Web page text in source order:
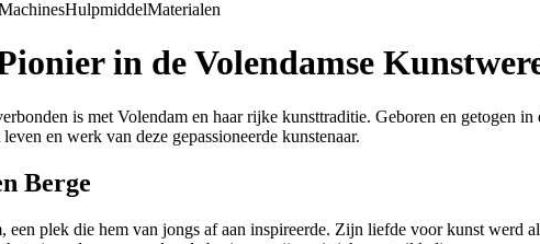
HulpmiddelMaterialen
in de Volendamse
is met Volendam en haar rijke kunsttraditie. Geboren en getogen
en werk van deze gepassioneerde kunstenaar.
Berge
een plek die hem van jongs af aan inspireerde. Zijn liefde voor kunst werd